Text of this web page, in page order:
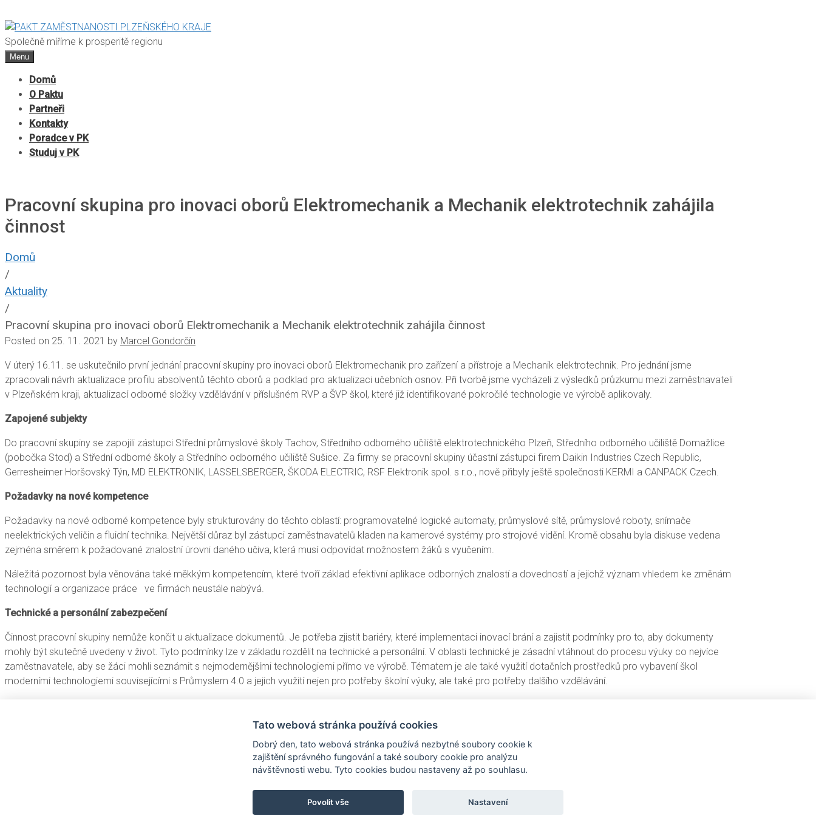
Společně míříme k prosperitě regionu
Menu
Domů
O Paktu
Partneři
Kontakty
Poradce v PK
Studuj v PK
Pracovní skupina pro inovaci oborů Elektromechanik a Mechanik elektrotechnik zahájila
činnost
Domů
/
Aktuality
/
Pracovní skupina pro inovaci oborů Elektromechanik a Mechanik elektrotechnik zahájila činnost
Posted on 25. 11. 2021 by Marcel Gondorčín
V úterý 16.11. se uskutečnilo první jednání pracovní skupiny pro inovaci oborů Elektromechanik pro zařízení a přístroje a Mechanik elektrotechnik. Pro jednání jsme
zpracovali návrh aktualizace profilu absolventů těchto oborů a podklad pro aktualizaci učebních osnov. Při tvorbě jsme vycházeli z výsledků průzkumu mezi zaměstnavateli
v Plzeňském kraji, aktualizací odborné složky vzdělávání v příslušném RVP a ŠVP škol, které již identifikované pokročilé technologie ve výrobě aplikovaly.
Zapojené subjekty
Do pracovní skupiny se zapojili zástupci Střední průmyslové školy Tachov, Středního odborného učiliště elektrotechnického Plzeň, Středního odborného učiliště Domažlice
(pobočka Stod) a Střední odborné školy a Středního odborného učiliště Sušice. Za firmy se pracovní skupiny účastní zástupci firem Daikin Industries Czech Republic,
Gerresheimer Horšovský Týn, MD ELEKTRONIK, LASSELSBERGER, ŠKODA ELECTRIC, RSF Elektronik spol. s r.o., nově přibyly ještě společnosti KERMI a CANPACK Czech.
Požadavky na nové kompetence
Požadavky na nové odborné kompetence byly strukturovány do těchto oblastí: programovatelné logické automaty, průmyslové sítě, průmyslové roboty, snímače
neelektrických veličin a fluidní technika. Největší důraz byl zástupci zaměstnavatelů kladen na kamerové systémy pro strojové vidění. Kromě obsahu byla diskuse vedena
zejména směrem k požadované znalostní úrovni daného učiva, která musí odpovídat možnostem žáků s vyučením.
Náležitá pozornost byla věnována také měkkým kompetencím, které tvoří základ efektivní aplikace odborných znalostí a dovedností a jejichž význam vhledem ke změnám
technologií a organizace práce ve firmách neustále nabývá.
Technické a personální zabezpečení
Činnost pracovní skupiny nemůže končit u aktualizace dokumentů. Je potřeba zjistit bariéry, které implementaci inovací brání a zajistit podmínky pro to, aby dokumenty
mohly být skutečně uvedeny v život. Tyto podmínky lze v základu rozdělit na technické a personální. V oblasti technické je zásadní vtáhnout do procesu výuky co nejvíce
zaměstnavatele, aby se žáci mohli seznámit s nejmodernějšími technologiemi přímo ve výrobě. Tématem je ale také využití dotačních prostředků pro vybavení škol
moderními technologiemi souvisejícími s Průmyslem 4.0 a jejich využití nejen pro potřeby školní výuky, ale také pro potřeby dalšího vzdělávání.
práce. Jako vhodné metody se nabízí využívání projektové výuky a simulace reálných pracovních úkolů. Zaměřit se chceme také na podporu stáží učitelů v moderních
provozech a zlepšení spolupráce s instruktory ve firmách s využitím portfolia žáků. Největší výzvu a oblast zájmu škol bezesporu představuje větší zapojení odborníků
z praxe do výuky a to nikoli formou dílčích přednášek, ale ideálně formou celých tematických celků v oblasti jedinečného know how firmy.
Právě koordinační činnost v oblasti technického a personálního zabezpečení bude hlavní náplní naší práce na další období po zapracování připomínkovaných podkladů
Tato webová stránka používá cookies
Dobrý den, tato webová stránka používá nezbytné soubory cookie k
zajištění správného fungování a také soubory cookie pro analýzu
návštěvnosti webu. Tyto cookies budou nastaveny až po souhlasu.
Povolit vše Nastavení